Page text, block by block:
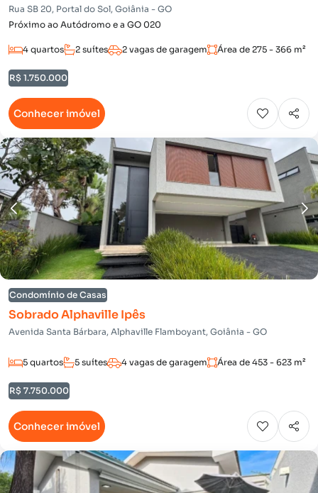
Rua SB 20, Portal do Sol, Goiânia - GO
Próximo ao Autódromo e a GO 020
4 quartos 2 suítes 2 vagas de garagem Área de 275 - 366 m²
R$ 1.750.000
Conhecer imóvel
Condomínio de Casas
Sobrado Alphaville Ipês
Avenida Santa Bárbara, Alphaville Flamboyant, Goiânia - GO
5 quartos 5 suítes 4 vagas de garagem Área de 453 - 623 m²
R$ 7.750.000
Conhecer imóvel